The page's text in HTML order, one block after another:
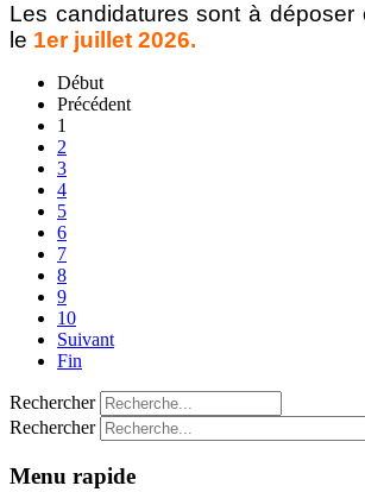
Les candidatures sont à déposer
le 1er juillet 2026.
Début
Précédent
1
2
3
4
5
6
7
8
9
10
Suivant
Fin
Rechercher
Rechercher
Menu rapide